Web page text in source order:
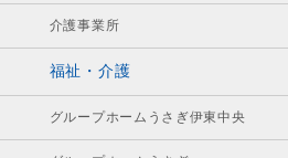
介護事業所
福祉・介護
グループホームうさぎ伊東中央